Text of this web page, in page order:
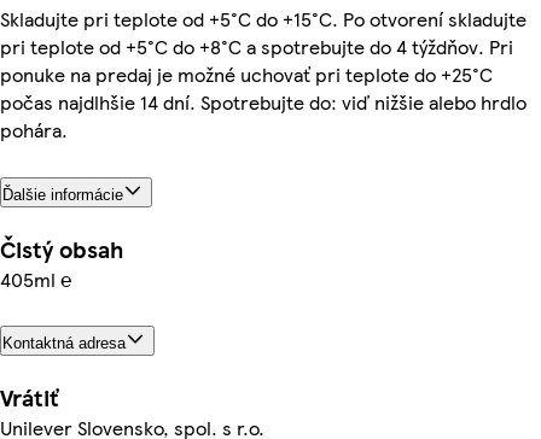
Skladujte pri teplote od +5°C do +15°C. Po otvorení skladujte
pri teplote od +5°C do +8°C a spotrebujte do 4 týždňov. Pri
ponuke na predaj je možné uchovať pri teplote do +25°C
počas najdlhšie 14 dní. Spotrebujte do: viď nižšie alebo hrdlo
pohára.
Ďalšie informácie
Čistý obsah
405ml ℮
Kontaktná adresa
Vrátiť
Unilever Slovensko, spol. s r.o.